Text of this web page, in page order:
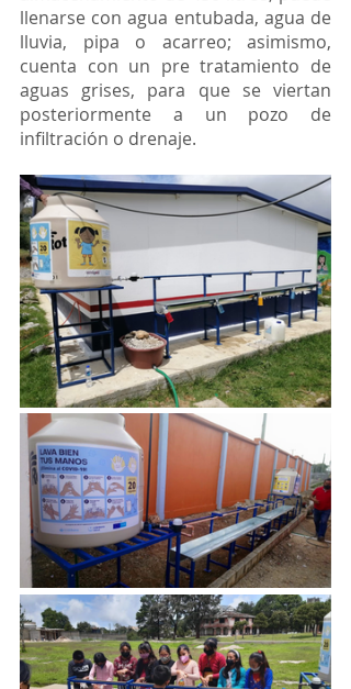
llenarse con agua entubada, agua de
lluvia, pipa o acarreo; asimismo,
cuenta con un pre tratamiento de
aguas grises, para que se viertan
posteriormente a un pozo de
infiltración o drenaje.